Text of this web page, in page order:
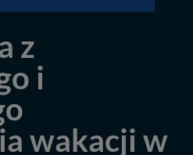
z
i
wakacji w